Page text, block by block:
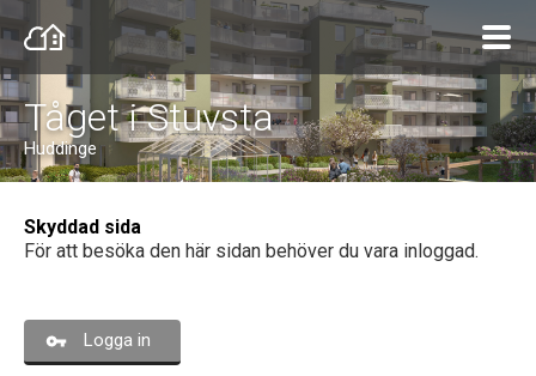
Tåget i Stuvsta
Huddinge
Skyddad sida
För att besöka den här sidan behöver du vara inloggad.
Logga in